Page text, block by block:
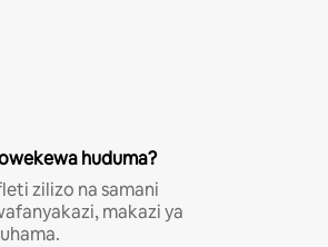
huduma?
zilizo na samani
makazi ya